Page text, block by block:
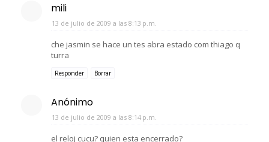
mili
13 de julio de 2009 a las 8:13 p.m.
che jasmin se hace un tes abra estado com thiago q
turra
Responder Borrar
Anónimo
13 de julio de 2009 a las 8:14 p.m.
el reloj cucu? quien esta encerrado?